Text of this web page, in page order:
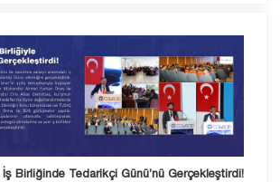
İş Birliğinde Tedarikçi Günü’nü Gerçekleştirdi!